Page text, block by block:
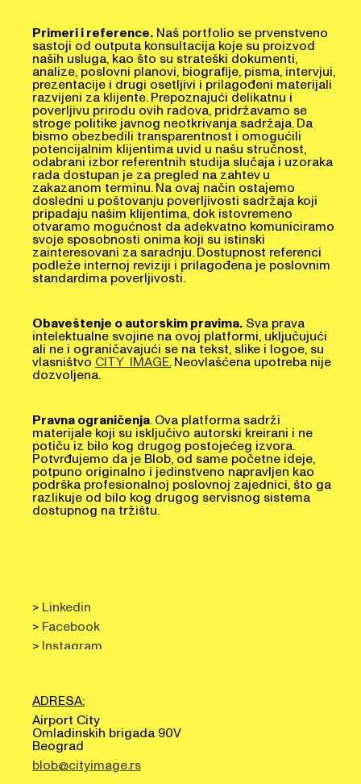
Primeri i reference.Naš portfolio se prvenstveno
sastoji od outputa konsultacija koje su proizvod
naših usluga, kao što su strateški dokumenti,
analize, poslovni planovi, biografije, pisma, intervjui,
prezentacije i drugi osetljivi i prilagođeni materijali
razvijeni za klijente. Prepoznajući delikatnu i
poverljivu prirodu ovih radova, pridržavamo se
stroge politike javnog neotkrivanja sadržaja. Da
bismo obezbedili transparentnost i omogućili
potencijalnim klijentima uvid u našu stručnost,
odabrani izbor referentnih studija slučaja i uzoraka
rada dostupan je za pregled na zahtev u
zakazanom terminu. Na ovaj način ostajemo
dosledni u poštovanju poverljivosti sadržaja koji
pripadaju našim klijentima, dok istovremeno
otvaramo mogućnost da adekvatno komuniciramo
svoje sposobnosti onima koji su istinski
zainteresovani za saradnju. Dostupnost referenci
podleže internoj reviziji i prilagođena je poslovnim
standardima poverljivosti.
Obaveštenje o autorskim pravima.Sva prava
intelektualne svojine na ovoj platformi, uključujući
ali ne i ograničavajući se na tekst, slike i logoe, su
vlasništvoCITY_IMAGE.Neovlašćena upotreba nije
dozvoljena.
Pravna ograničenja. Ova platforma sadrži
materijale koji su isključivo autorski kreirani i ne
potiču iz bilo kog drugog postojećeg izvora.
Potvrđujemo da je Blob, od same početne ideje,
potpuno originalno i jedinstveno napravljen kao
podrška profesionalnoj poslovnoj zajednici, što ga
razlikuje od bilo kog drugog servisnog sistema
dostupnog na tržištu.
>Linkedin
>Facebook
>Instagram
ADRESA:
Airport City
Omladinskih brigada 90V
Beograd
blob@cityimage.rs